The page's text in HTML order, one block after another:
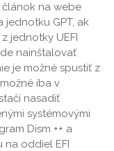
na webe
jednotku GPT, ak
jednotky UEFI
nainštalovať
je možné spustiť z
iba v
nasadiť
systémovými
Dism ++ a
na oddiel EFI